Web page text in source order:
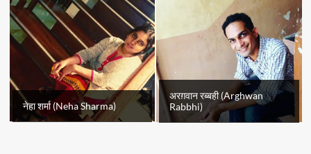
नेहा शर्मा (Neha Sharma)
अरग़वान रब्बही (Arghwan
Rabbhi)